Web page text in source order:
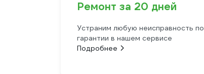
Ремонт за 20 дней
Устраним любую неисправность по
гарантии в нашем сервисе
Подробнее